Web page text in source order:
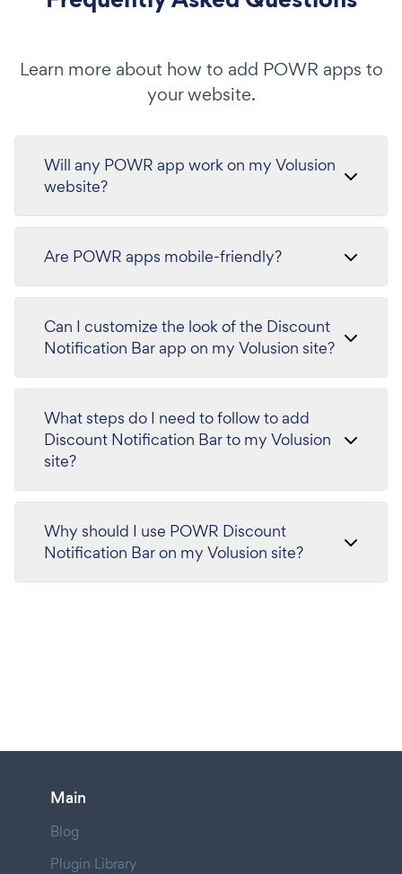
Learn more about how to add POWR apps to
your website.
Will any POWR app work on my Volusion
website?
Are POWR apps mobile-friendly?
Can I customize the look of the Discount
Notification Bar app on my Volusion site?
What steps do I need to follow to add
Discount Notification Bar to my Volusion
site?
Why should I use POWR Discount
Notification Bar on my Volusion site?
Main
Blog
Plugin Library